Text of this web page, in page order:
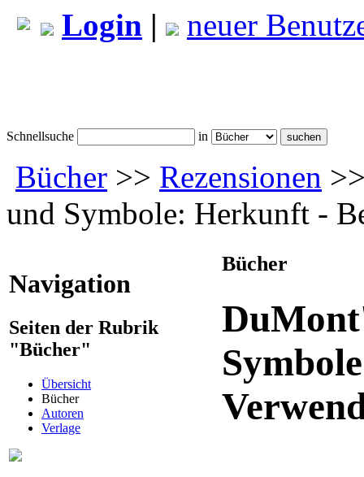
Login | neuer
Schnellsuche in
Bücher >> Rezensionen
und Symbole: Herkunft -
Navigation
Seiten der Rubrik
"Bücher"
Übersicht
Bücher
Autoren
Verlage
Bücher